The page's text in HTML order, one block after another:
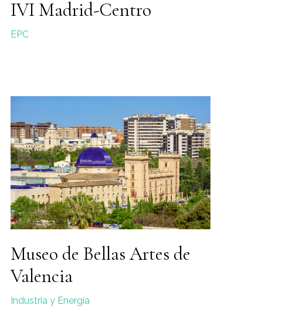
IVI Madrid-Centro
EPC
Museo de Bellas Artes de
Valencia
Industria y Energía